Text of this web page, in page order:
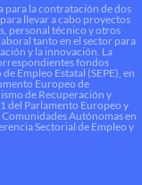
para la contratación de dos
llevar a cabo proyectos
personal técnico y otros
tanto en el sector para
y la innovación. La
fondos
Empleo Estatal (SEPE), en
Europeo de
de Recuperación y
del Parlamento Europeo y
Autónomas en
Sectorial de Empleo y